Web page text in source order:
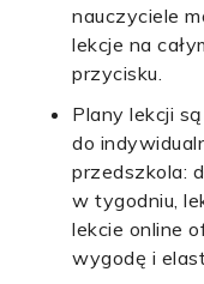
nauczyciele
lekcje na
przycisku.
Plany lekcji
do
przedszkola:
w tygodniu,
lekcie online
wygodę i